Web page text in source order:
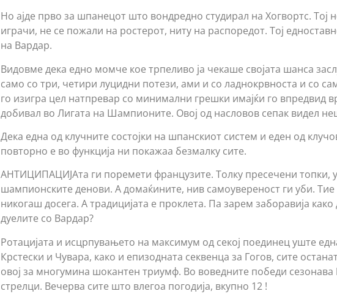
Но ајде прво за шпанецот што вондредно студирал на Хогвортс. Тој
играчи, не се пожали на ростерот, ниту на распоредот. Тој
на Вардар.
Видовме дека едно момче кое трпеливо ја чекаше својата шанса
само со три, четири луцидни потези, ами и со ладнокрвноста и со
го изигра цел натпревар со минимални грешки имајќи го впредвид
добивал во Лигата на Шампионите. Овој од насловов сепак видел
Дека една од клучните состојки на шпанскиот систем и еден од
повторно е во функција ни покажаа безмалку сите.
АНТИЦИПАЦИЈАта ги поремети французите. Толку пресечени топки,
шампионските денови. А домаќините, нив самоувереност ги уби. Тие
никогаш досега. А традицијата е проклета. Па зарем заборавија
дуелите со Вардар?
Ротацијата и исцрпувањето на максимум од секој поединец уште
Крстески и Чувара, како и епизодната секвенца за Гогов, сите
овој за многумина шокантен триумф. Во воведните победи
стрелци. Вечерва сите што влегоа погодија, вкупно 12 !